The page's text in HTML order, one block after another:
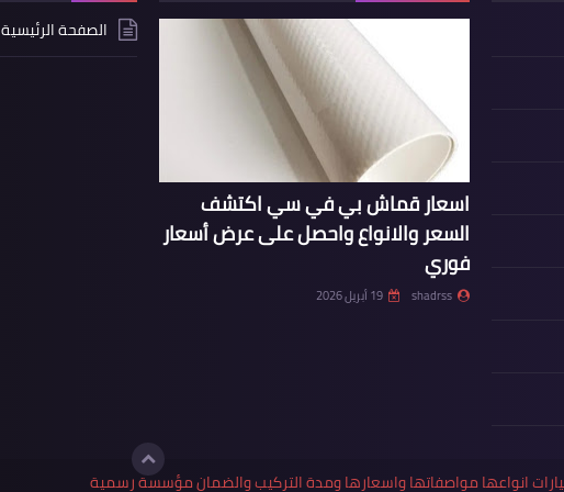
اسعار قماش بي في سي اكتشف
السعر والانواع واحصل على عرض أسعار
فوري
shadrss 19 أبريل 2026
الصفحة الرئيسية
انواعها مواصفاتها واسعارها ومدة التركيب والضمان مؤسسة رسمية